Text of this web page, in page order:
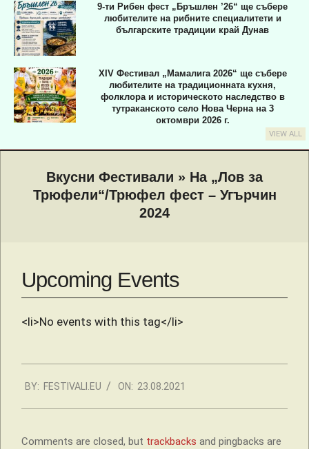
9-ти Рибен фест „Бръшлен ’26“ ще събере
любителите на рибните специалитети и
българските традиции край Дунав
XIV Фестивал „Мамалига 2026“ ще събере
любителите на традиционната кухня,
фолклора и историческото наследство в
тутраканското село Нова Черна на 3
октомври 2026 г.
VIEW ALL
NavigationВкусни Фестивали » На „Лов за
Трюфели“/Трюфел фест – Угърчин
2024
Upcoming Events
<li>No events with this tag</li>
08-
23
BY: FESTIVALI.EU ON: 23.08.2021
Comments are closed, but trackbacks and pingbacks are